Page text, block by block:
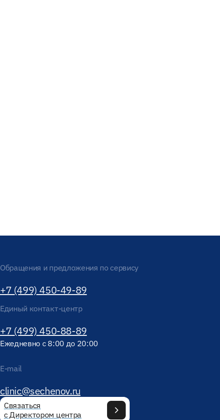
Обращения и предложения по сервису
+7 (499) 450-49-89
Единый контакт-центр
+7 (499) 450-88-89
Ежедневно с 8:00 до 20:00
E-mail
clinic@sechenov.ru
Связаться
с Директором центра